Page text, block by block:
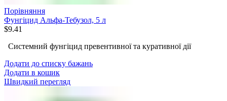
Порівняння
Фунгіцид Альфа-Тебузол, 5 л
$9.41
Системний фунгіцид превентивної та куративної дії
Додати до списку бажань
Додати в кошик
Швидкий перегляд